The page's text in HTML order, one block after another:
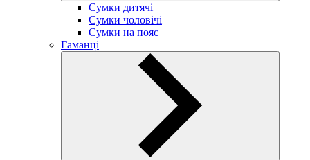
Сумки дитячі
Сумки чоловічі
Сумки на пояс
Гаманці